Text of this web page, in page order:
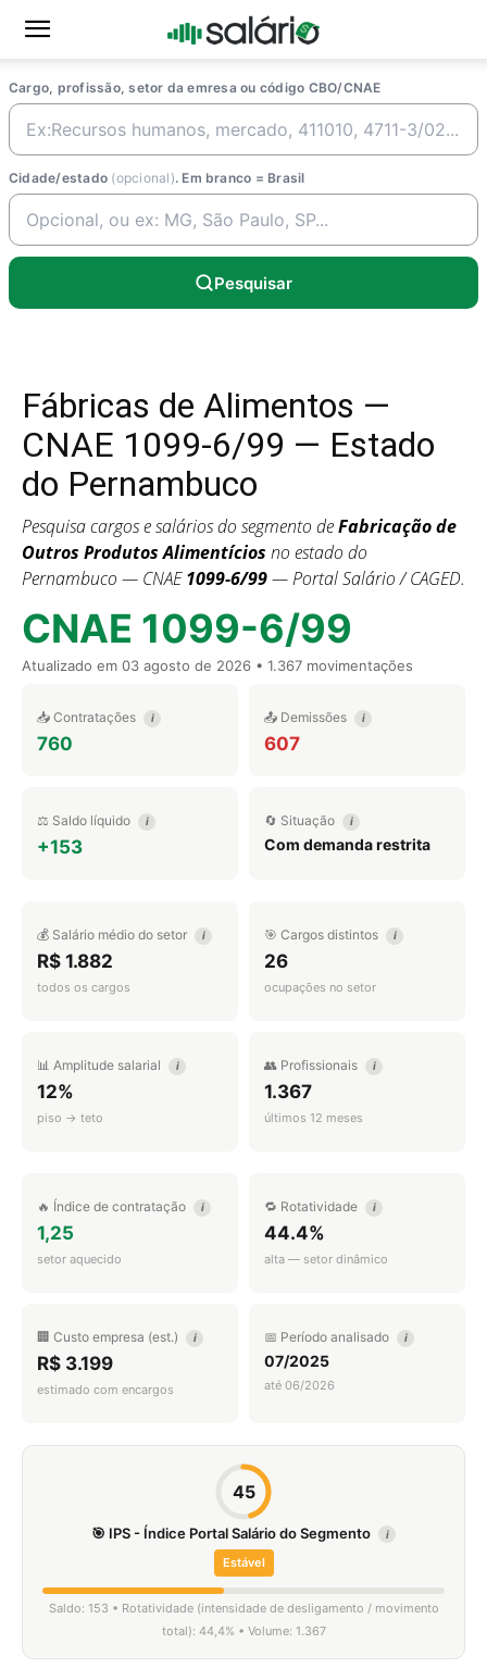
Cargo, profissão, setor da emresa ou código CBO/CNAE
Cidade/estado (opcional). Em branco = Brasil
Pesquisar
Fábricas de Alimentos —
CNAE 1099-6/99 — Estado
do Pernambuco
Pesquisa cargos e salários do segmento deFabricação de
Outros Produtos Alimentícios no estado do
Pernambuco — CNAE1099-6/99— Portal Salário / CAGED.
CNAE 1099-6/99
Atualizado em 03 agosto de 2026 • 1.367 movimentações
📥 Contratações i
760
📤 Demissões i
607
⚖️ Saldo líquido i
+153
🔄 Situação i
Com demanda restrita
💰 Salário médio do setor i
R$ 1.882
todos os cargos
🎯 Cargos distintos i
26
ocupações no setor
📊 Amplitude salarial i
12%
piso → teto
👥 Profissionais i
1.367
últimos 12 meses
🔥 Índice de contratação i
1,25
setor aquecido
🔁 Rotatividade i
44.4%
alta — setor dinâmico
🏢 Custo empresa (est.) i
R$ 3.199
estimado com encargos
📅 Período analisado i
07/2025
até 06/2026
45
🎯 IPS - Índice Portal Salário do Segmento i
Estável
Saldo: 153 • Rotatividade (intensidade de desligamento / movimento
total): 44,4% • Volume: 1.367